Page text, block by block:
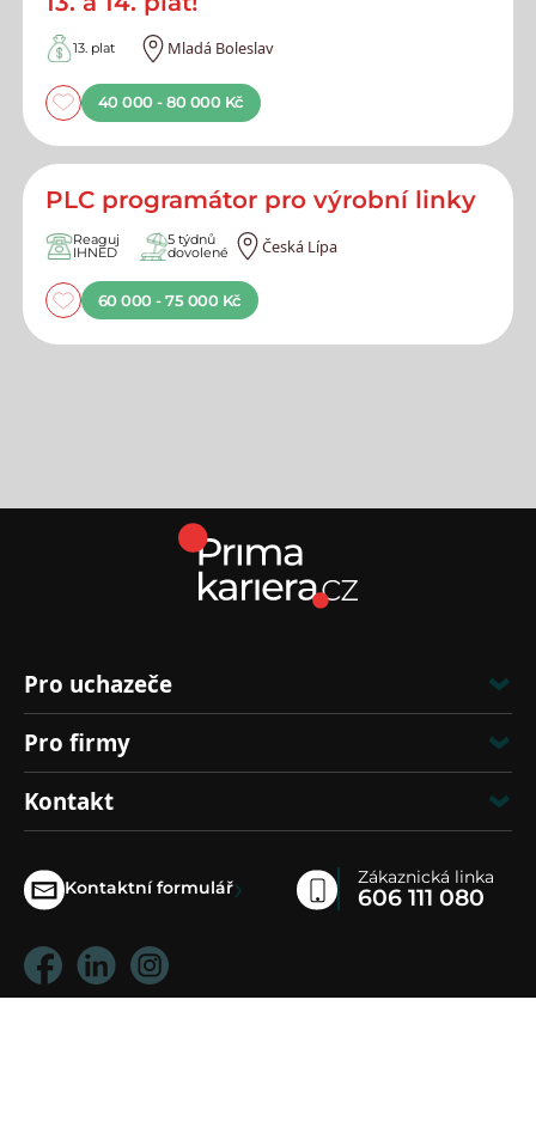
13. plat Mladá Boleslav
40 000 - 80 000 Kč
PLC programátor pro výrobní linky
Reaguj
IHNED
5 týdnů
dovolené Česká Lípa
60 000 - 75 000 Kč
Pro uchazeče
Pro firmy
Kontakt
Kontaktní formulář› Zákaznická linka
606 111 080